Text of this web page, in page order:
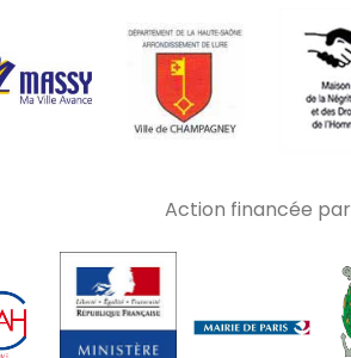
Action financée par